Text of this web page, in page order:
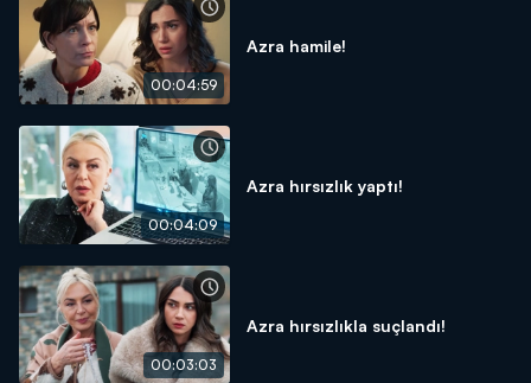
00:04:59
Azra hamile!
00:04:09
Azra hırsızlık yaptı!
00:03:03
Azra hırsızlıkla suçlandı!